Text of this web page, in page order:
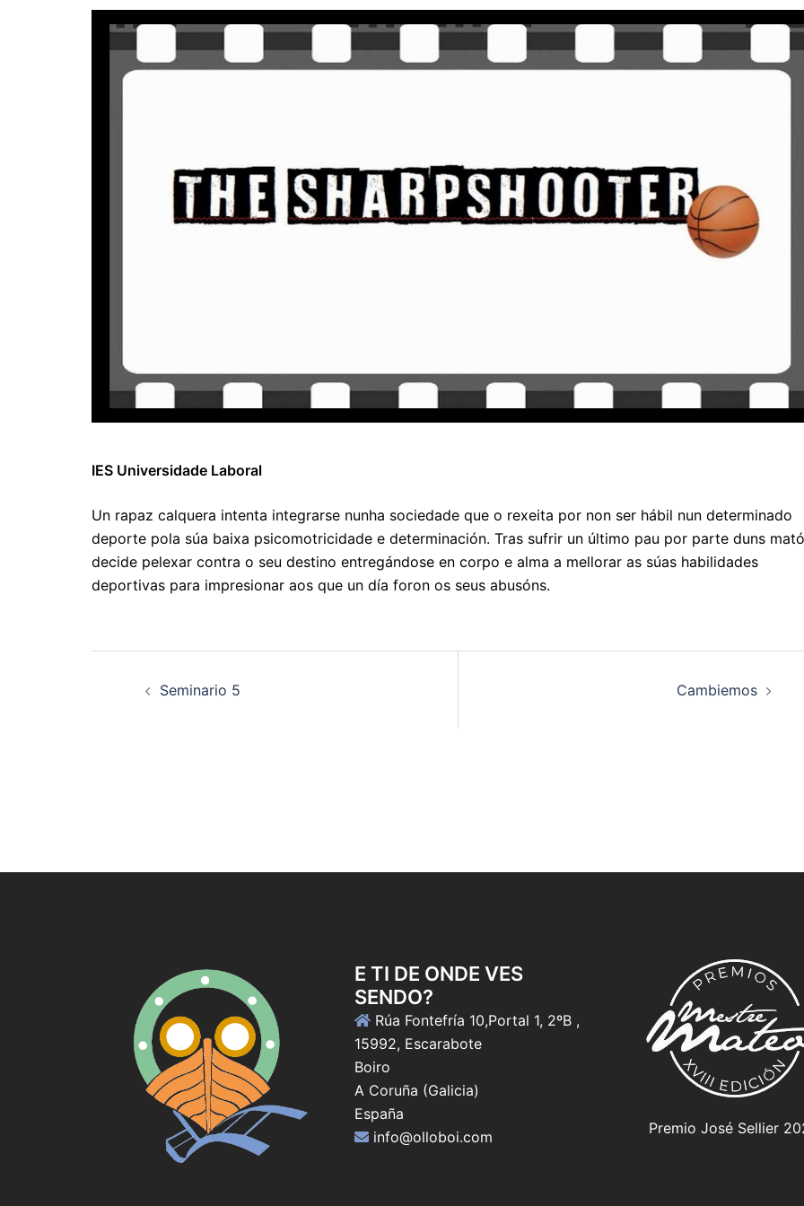
IES Universidade Laboral
Un rapaz calquera intenta integrarse nunha sociedade que o rexeita por non ser hábil nun determinado
deporte pola súa baixa psicomotricidade e determinación. Tras sufrir un último pau por parte duns
decide pelexar contra o seu destino entregándose en corpo e alma a mellorar as súas habilidades
deportivas para impresionar aos que un día foron os seus abusóns.
Seminario 5 Cambiemos
E TI DE ONDE VES
SENDO?
Rúa Fontefría 10,Portal 1, 2ºB ,
15992, Escarabote
Boiro
A Coruña (Galicia)
España
info@olloboi.com
Premio José Sellier